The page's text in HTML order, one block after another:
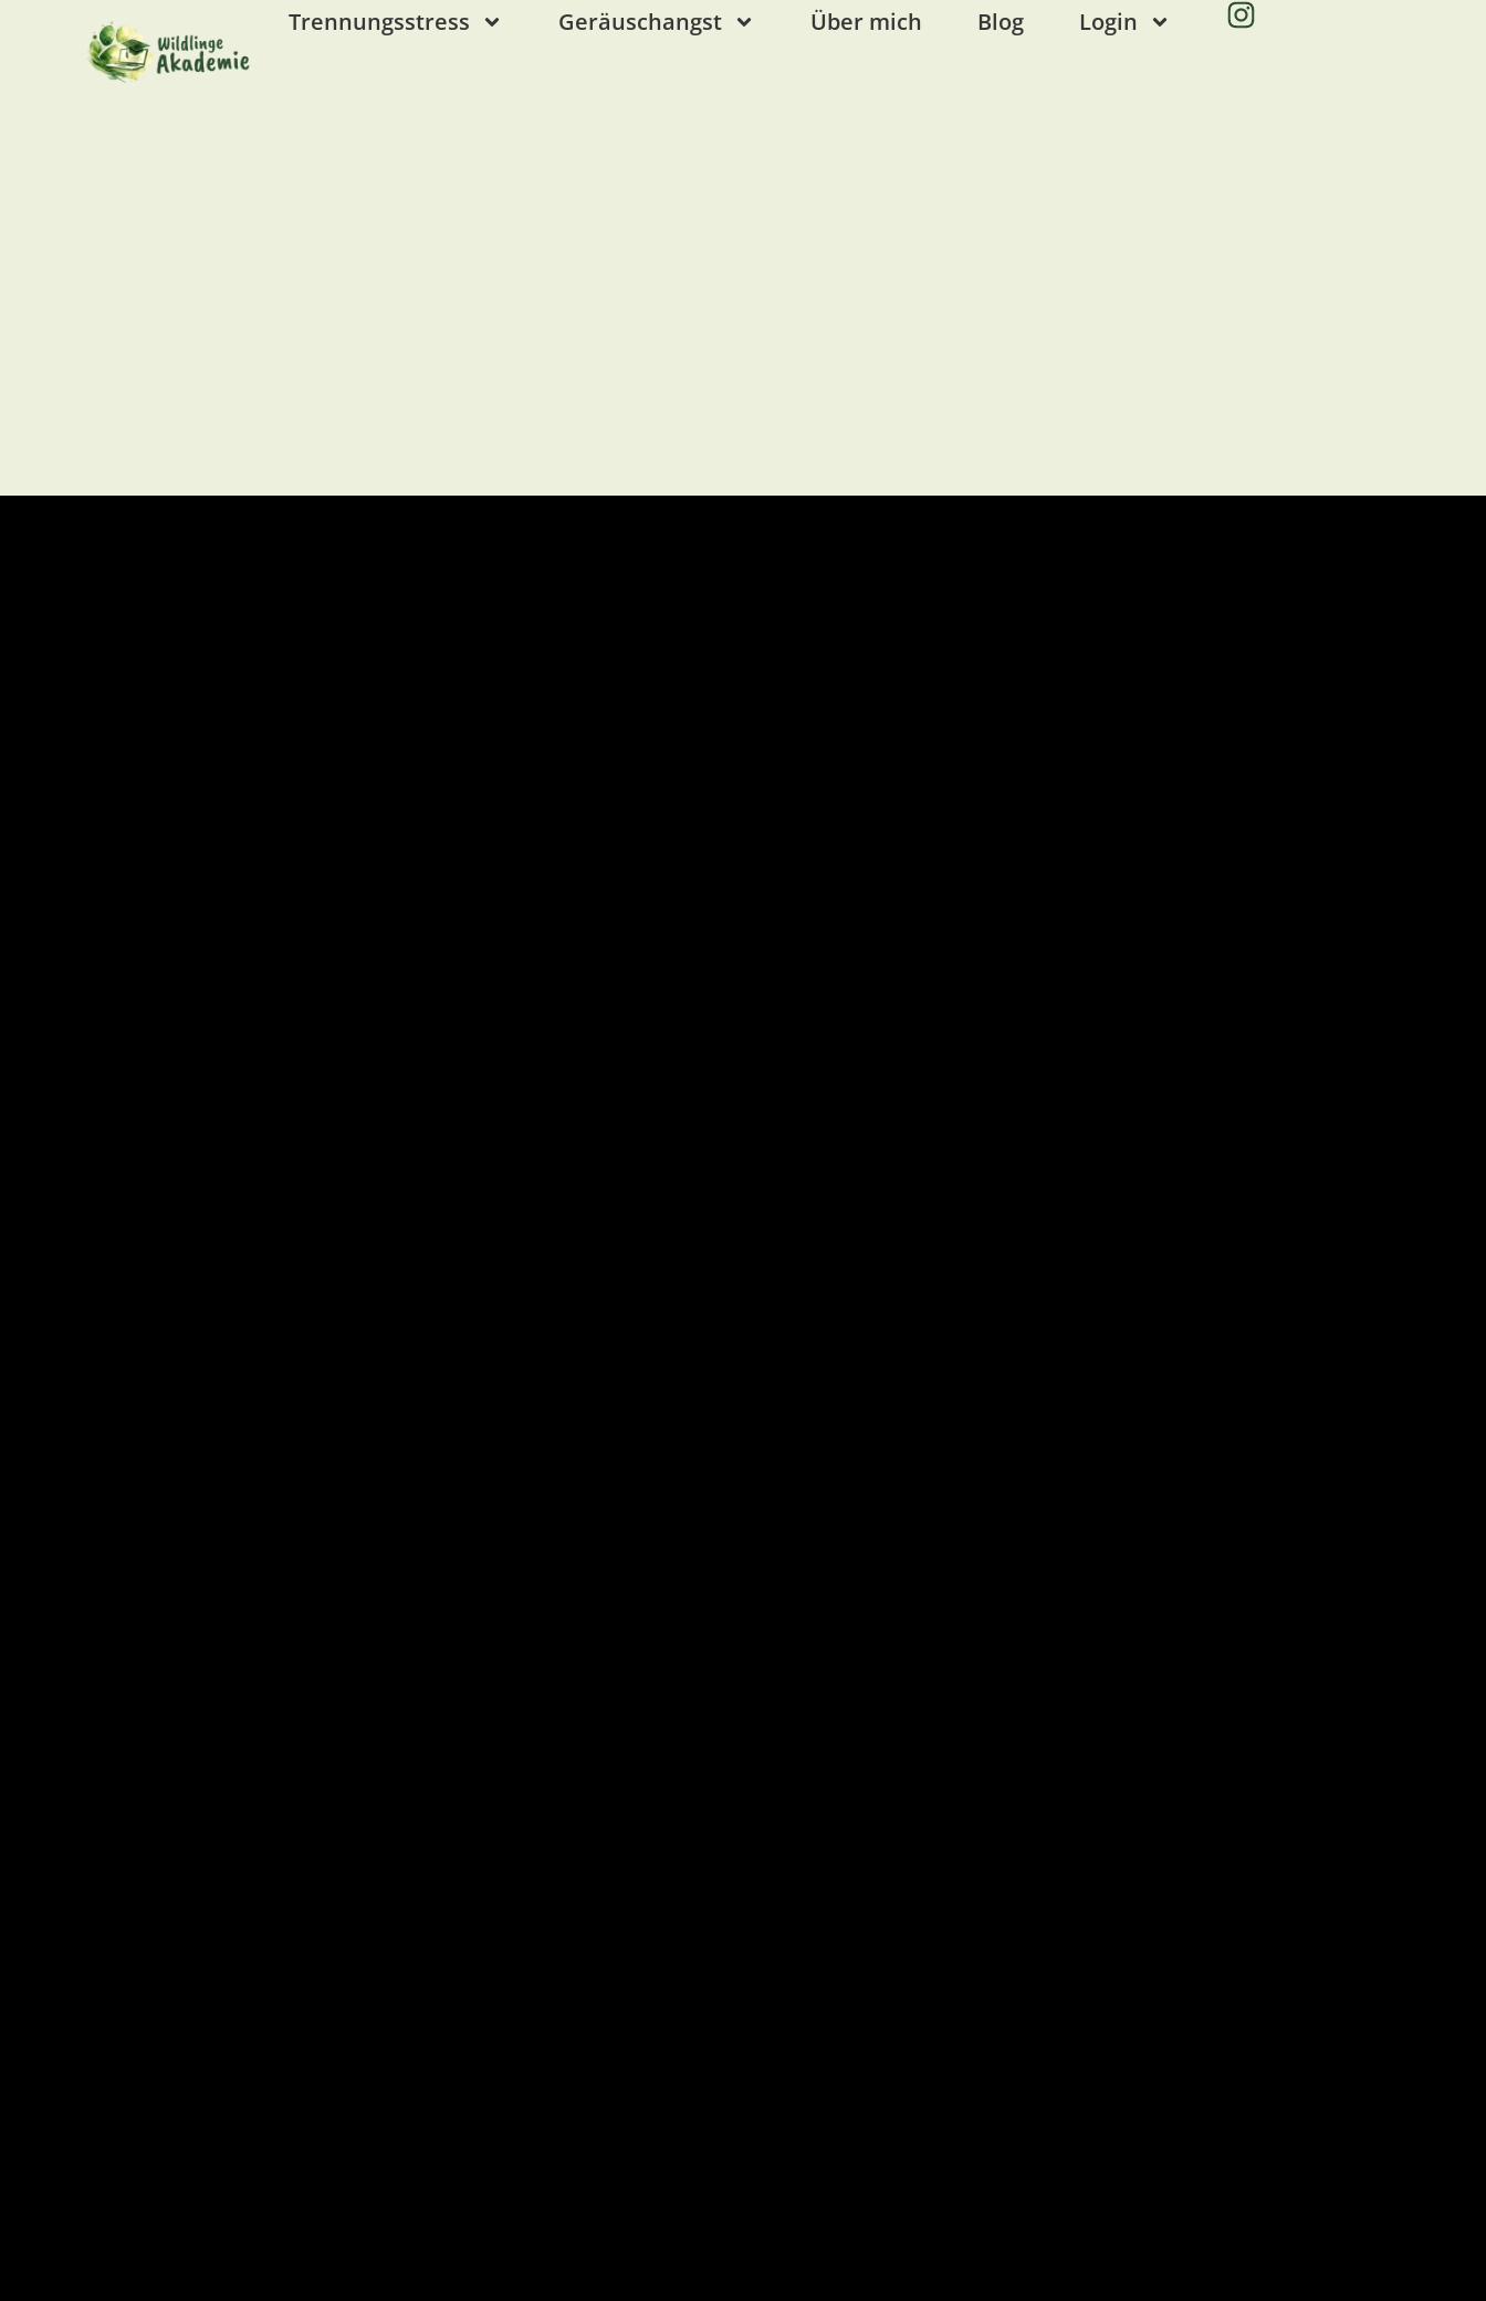
Trennungsstress Geräuschangst Über mich Blog Login